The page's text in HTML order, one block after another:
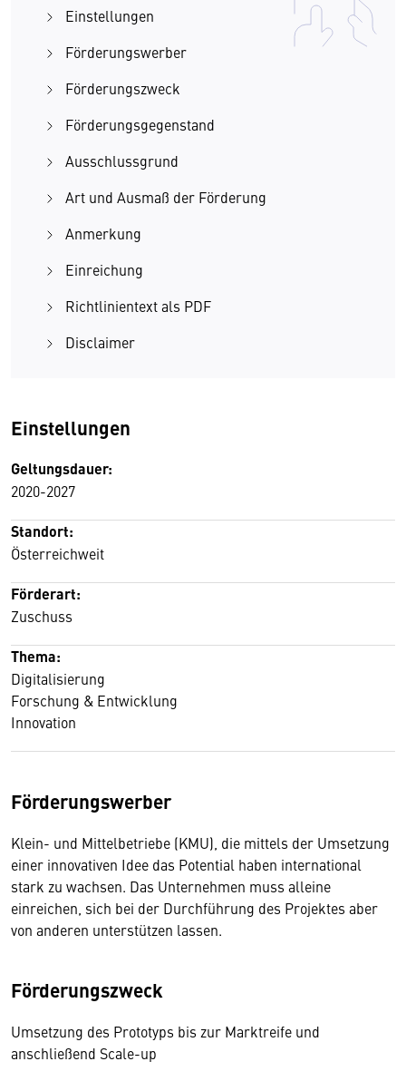
Einstellungen
Förderungswerber
Förderungszweck
Förderungsgegenstand
Ausschlussgrund
Art und Ausmaß der Förderung
Anmerkung
Einreichung
Richtlinientext als PDF
Disclaimer
Einstellungen
Geltungsdauer:
2020-2027
Standort:
Österreichweit
Förderart:
Zuschuss
Thema:
Digitalisierung
Forschung & Entwicklung
Innovation
Förderungswerber
Klein- und Mittelbetriebe (KMU), die mittels der Umsetzung
einer innovativen Idee das Potential haben international
stark zu wachsen. Das Unternehmen muss alleine
einreichen, sich bei der Durchführung des Projektes aber
von anderen unterstützen lassen.
Förderungszweck
Umsetzung des Prototyps bis zur Marktreife und
anschließend Scale-up